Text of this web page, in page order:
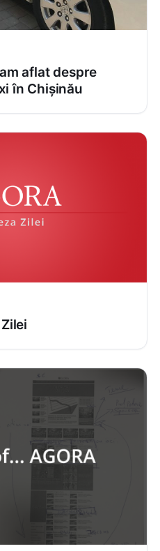
aflat despre
în Chișinău